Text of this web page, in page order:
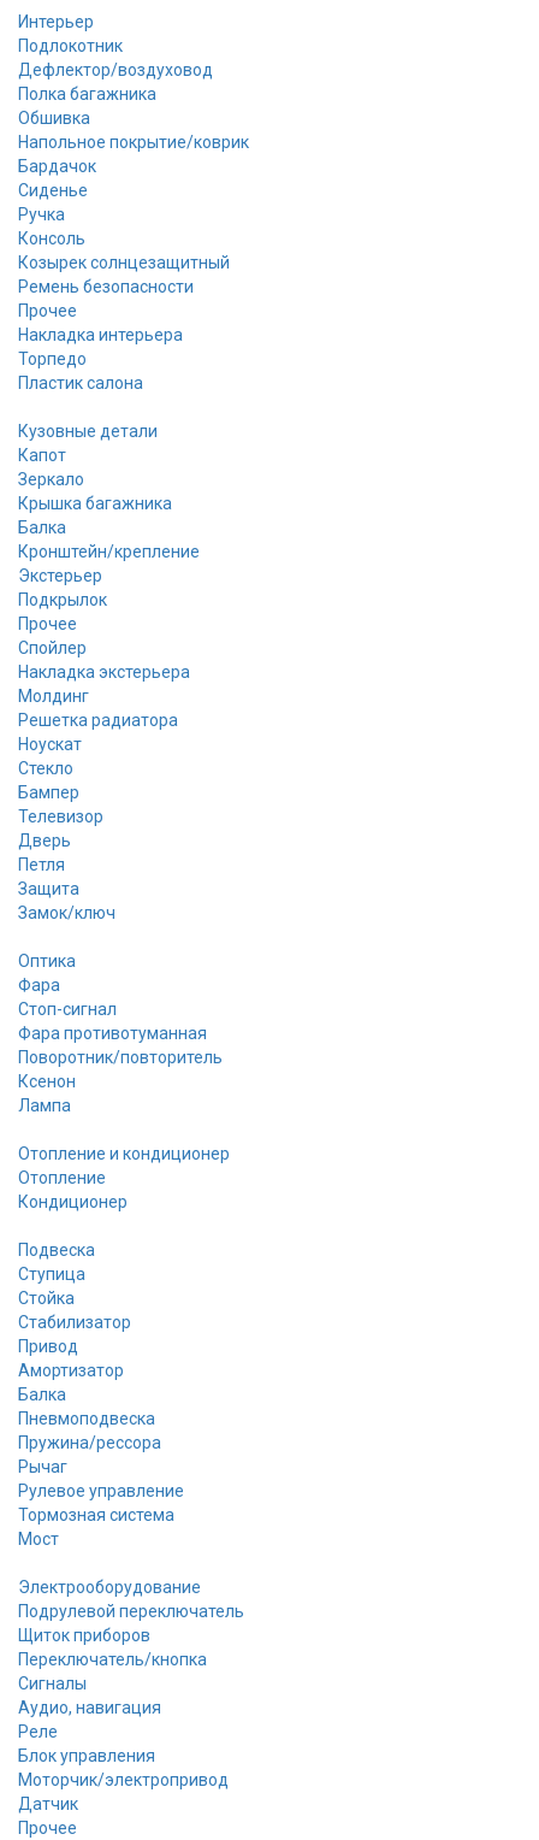
Интерьер
Подлокотник
Дефлектор/воздуховод
Полка багажника
Обшивка
Напольное покрытие/коврик
Бардачок
Сиденье
Ручка
Консоль
Козырек солнцезащитный
Ремень безопасности
Прочее
Накладка интерьера
Торпедо
Пластик салона
Кузовные детали
Капот
Зеркало
Крышка багажника
Балка
Кронштейн/крепление
Экстерьер
Подкрылок
Прочее
Спойлер
Накладка экстерьера
Молдинг
Решетка радиатора
Ноускат
Стекло
Бампер
Телевизор
Дверь
Петля
Защита
Замок/ключ
Оптика
Фара
Стоп-сигнал
Фара противотуманная
Поворотник/повторитель
Ксенон
Лампа
Отопление и кондиционер
Отопление
Кондиционер
Подвеска
Ступица
Стойка
Стабилизатор
Привод
Амортизатор
Балка
Пневмоподвеска
Пружина/рессора
Рычаг
Рулевое управление
Тормозная система
Мост
Электрооборудование
Подрулевой переключатель
Щиток приборов
Переключатель/кнопка
Сигналы
Аудио, навигация
Реле
Блок управления
Моторчик/электропривод
Датчик
Прочее